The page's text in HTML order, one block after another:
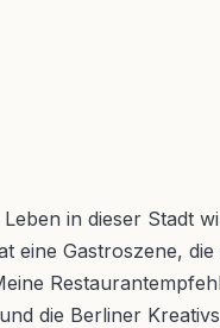
in dieser Stadt
Gastroszene,
die Berliner